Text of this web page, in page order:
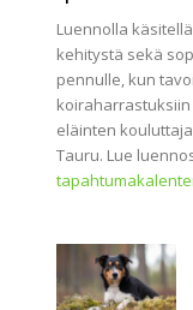
Luennolla
kehitystä sekä
pennulle, kun
eläinten
Tauru. Lue